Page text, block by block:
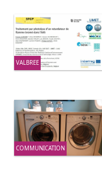
VALBREE
COMMUNICATION